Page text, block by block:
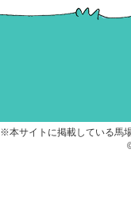
※本サイトに掲載している馬